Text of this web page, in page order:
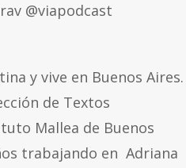
@viapodcast
y vive en Buenos Aires.
de Textos
Mallea de Buenos
trabajando en Adriana